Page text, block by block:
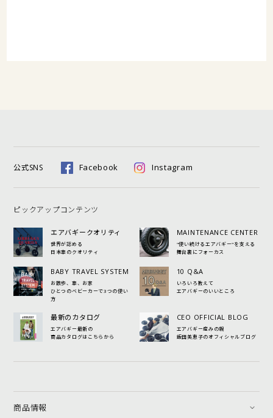
公式SNS Facebook Instagram
ピックアップコンテンツ
エアバギークオリティ
世界が認める
日本車のクオリティ
MAINTENANCE CENTER
"使い続けるエアバギー"を支える
舞台裏にフォーカス
BABY TRAVEL SYSTEM
お散歩、車、お家
ひとつのベビーカーで3つの使い
方
10 Q&A
いろいろ教えて
エアバギーのいいところ
最新のカタログ
エアバギー最新の
商品カタログはこちらから
CEO OFFICIAL BLOG
エアバギー産みの親
飯田美恵子のオフィシャルブログ
商品情報